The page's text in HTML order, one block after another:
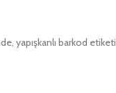
yapışkanlı barkod etiketi